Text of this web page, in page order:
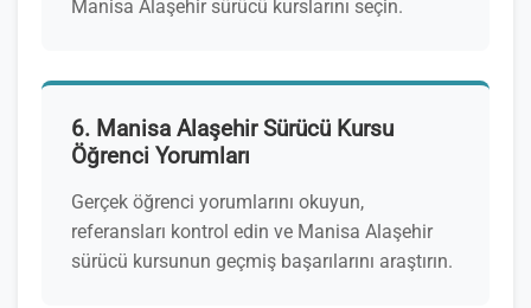
Manisa Alaşehir sürücü kurslarını seçin.
6. Manisa Alaşehir Sürücü Kursu
Öğrenci Yorumları
Gerçek öğrenci yorumlarını okuyun,
referansları kontrol edin ve Manisa Alaşehir
sürücü kursunun geçmiş başarılarını araştırın.